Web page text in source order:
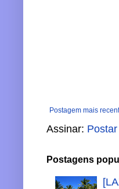
Postagem mais
Assinar:
Postagens